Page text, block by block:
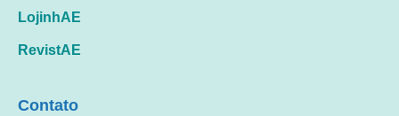
LojinhAE
RevistAE
Contato